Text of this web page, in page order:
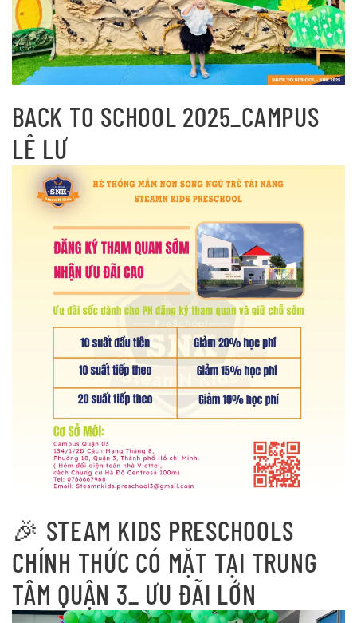
BACK TO SCHOOL 2025_CAMPUS
LÊ LƯ
🎉 STEAM KIDS PRESCHOOLS
CHÍNH THỨC CÓ MẶT TẠI TRUNG
TÂM QUẬN 3_ ƯU ĐÃI LỚN